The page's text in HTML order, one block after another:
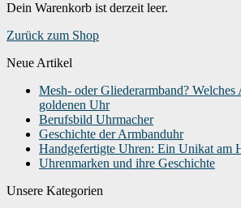
Dein Warenkorb ist derzeit leer.
Zurück zum Shop
Neue Artikel
Mesh- oder Gliederarmband? Welches
goldenen Uhr
Berufsbild Uhrmacher
Geschichte der Armbanduhr
Handgefertigte Uhren: Ein Unikat am
Uhrenmarken und ihre Geschichte
Unsere Kategorien